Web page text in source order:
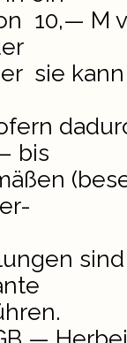
10,— M
sie
bis